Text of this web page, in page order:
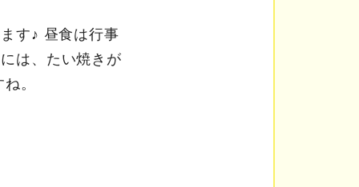
す♪ 昼食は行事
は、たい焼きが
。